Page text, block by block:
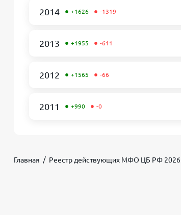
2014 • +1626 • -1319
2013 • +1955 • -611
2012 • +1565 • -66
2011 • +990 • -0
Главная Реестр действующих МФО ЦБ РФ 2026